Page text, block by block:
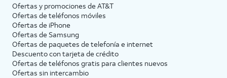
Ofertas y promociones de AT&T
Ofertas de teléfonos móviles
Ofertas de iPhone
Ofertas de Samsung
Ofertas de paquetes de telefonía e internet
Descuento con tarjeta de crédito
Ofertas de teléfonos gratis para clientes nuevos
Ofertas sin intercambio